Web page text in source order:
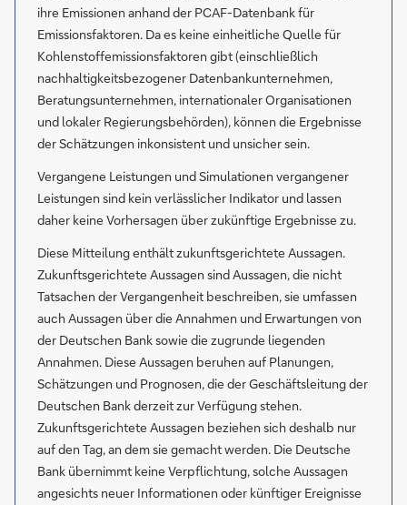
ihre Emissionen anhand der PCAF-Datenbank für
Emissionsfaktoren. Da es keine einheitliche Quelle für
Kohlenstoffemissionsfaktoren gibt (einschließlich
nachhaltigkeitsbezogener Datenbankunternehmen,
Beratungsunternehmen, internationaler Organisationen
und lokaler Regierungsbehörden), können die Ergebnisse
der Schätzungen inkonsistent und unsicher sein.
Vergangene Leistungen und Simulationen vergangener
Leistungen sind kein verlässlicher Indikator und lassen
daher keine Vorhersagen über zukünftige Ergebnisse zu.
Diese Mitteilung enthält zukunftsgerichtete Aussagen.
Zukunftsgerichtete Aussagen sind Aussagen, die nicht
Tatsachen der Vergangenheit beschreiben, sie umfassen
auch Aussagen über die Annahmen und Erwartungen von
der Deutschen Bank sowie die zugrunde liegenden
Annahmen. Diese Aussagen beruhen auf Planungen,
Schätzungen und Prognosen, die der Geschäftsleitung der
Deutschen Bank derzeit zur Verfügung stehen.
Zukunftsgerichtete Aussagen beziehen sich deshalb nur
auf den Tag, an dem sie gemacht werden. Die Deutsche
Bank übernimmt keine Verpflichtung, solche Aussagen
angesichts neuer Informationen oder künftiger Ereignisse